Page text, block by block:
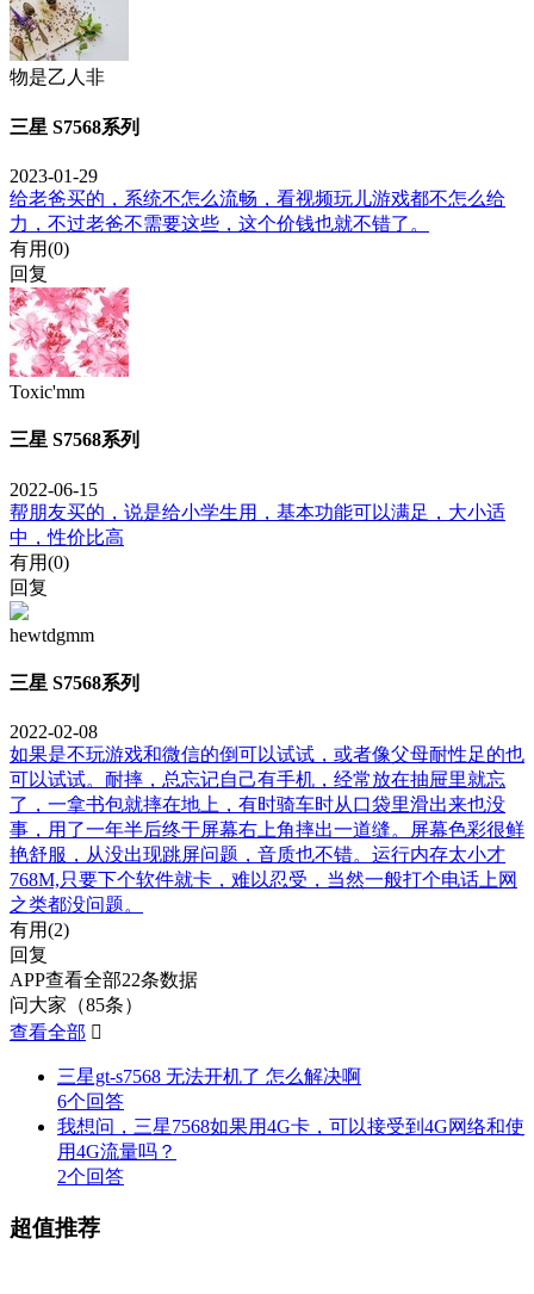
物是乙人非
三星 S7568系列
2023-01-29
给老爸买的，系统不怎么流畅，看视频玩儿游戏都不怎么给
力，不过老爸不需要这些，这个价钱也就不错了。
有用(0)
回复
Toxic'mm
三星 S7568系列
2022-06-15
帮朋友买的，说是给小学生用，基本功能可以满足，大小适
中，性价比高
有用(0)
回复
hewtdgmm
三星 S7568系列
2022-02-08
如果是不玩游戏和微信的倒可以试试，或者像父母耐性足的也
可以试试。耐摔，总忘记自己有手机，经常放在抽屉里就忘
了，一拿书包就摔在地上，有时骑车时从口袋里滑出来也没
事，用了一年半后终于屏幕右上角摔出一道缝。屏幕色彩很鲜
艳舒服，从没出现跳屏问题，音质也不错。运行内存太小才
768M,只要下个软件就卡，难以忍受，当然一般打个电话上网
之类都没问题。
有用(2)
回复
APP查看全部22条数据
问大家（85条）
查看全部 
三星gt-s7568 无法开机了 怎么解决啊
6个回答
我想问，三星7568如果用4G卡，可以接受到4G网络和使
用4G流量吗？
2个回答
超值推荐